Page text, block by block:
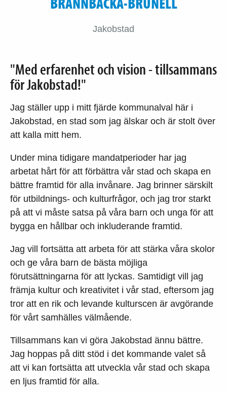
Jakobstad
"Med erfarenhet och vision - tillsammans
för Jakobstad!"
Jag ställer upp i mitt fjärde kommunalval här i
Jakobstad, en stad som jag älskar och är stolt över
att kalla mitt hem.
Under mina tidigare mandatperioder har jag
arbetat hårt för att förbättra vår stad och skapa en
bättre framtid för alla invånare. Jag brinner särskilt
för utbildnings- och kulturfrågor, och jag tror starkt
på att vi måste satsa på våra barn och unga för att
bygga en hållbar och inkluderande framtid.
Jag vill fortsätta att arbeta för att stärka våra skolor
och ge våra barn de bästa möjliga
förutsättningarna för att lyckas. Samtidigt vill jag
främja kultur och kreativitet i vår stad, eftersom jag
tror att en rik och levande kulturscen är avgörande
för vårt samhälles välmående.
Tillsammans kan vi göra Jakobstad ännu bättre.
Jag hoppas på ditt stöd i det kommande valet så
att vi kan fortsätta att utveckla vår stad och skapa
en ljus framtid för alla.